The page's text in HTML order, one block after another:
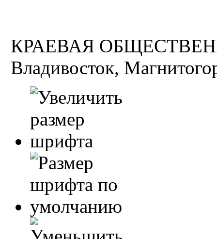
КРАЕВАЯ
Владивосток,